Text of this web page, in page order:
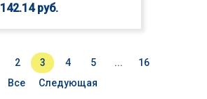
142.14 руб.
2 3 4 5 ...
16
Все Следующая